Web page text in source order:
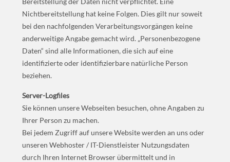
Nichtbereitstellung hat keine Folgen. Dies gilt nur soweit
bei den nachfolgenden Verarbeitungsvorgängen keine
anderweitige Angabe gemacht wird. „Personenbezogene
Daten“ sind alle Informationen, die sich auf eine
identifizierte oder identifizierbare natürliche Person
beziehen.
Server-Logfiles
Sie können unsere Webseiten besuchen, ohne Angaben zu
Ihrer Person zu machen.
Bei jedem Zugriff auf unsere Website werden an uns oder
unseren Webhoster / IT-Dienstleister Nutzungsdaten
durch Ihren Internet Browser übermittelt und in